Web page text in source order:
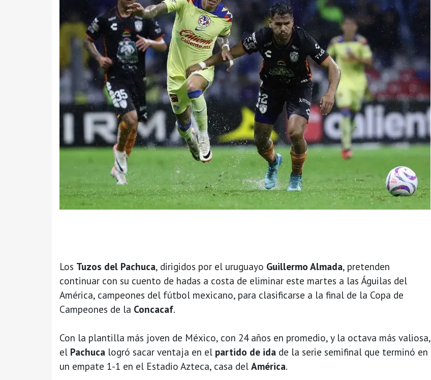
Los Tuzos del Pachuca, dirigidos por el uruguayo Guillermo Almada, pretenden
continuar con su cuento de hadas a costa de eliminar este martes a las Águilas del
América, campeones del fútbol mexicano, para clasificarse a la final de la Copa de
Campeones de la Concacaf.
Con la plantilla más joven de México, con 24 años en promedio, y la octava más valiosa,
el Pachuca logró sacar ventaja en el partido de ida de la serie semifinal que terminó en
un empate 1-1 en el Estadio Azteca, casa del América.